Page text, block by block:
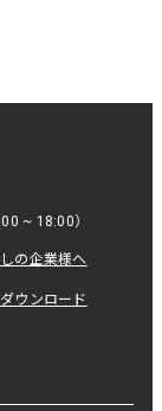
~ 18:00）
の企業様へ
ウンロード